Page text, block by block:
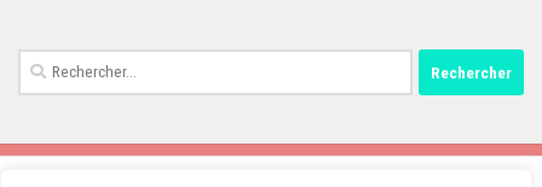
Rechercher :